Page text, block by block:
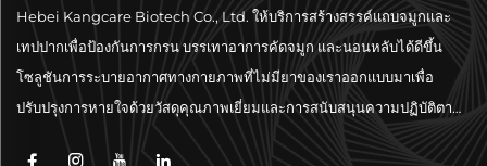
Hebei Kangcare Biotech Co., Ltd. ให้บริการสร้างสรรค์แถบจมูกและ
เทปปากเพื่อป้องกันการกรน บรรเทาอาการคัดจมูก และนอนหลับได้ดีขึ้น
โซลูชันการระบายอากาศทางกายภาพที่ไม่มียาของเราออกแบบมาเพื่อ
ปรับปรุงการหายใจด้วยวัสดุคุณภาพเยี่ยมและการสนับสนุนความปฏิบัติตาม